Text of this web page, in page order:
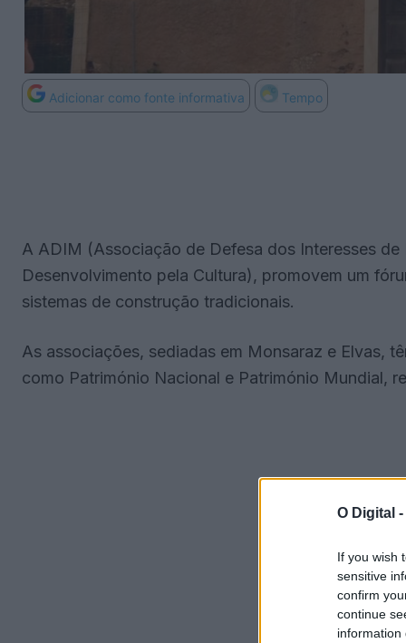
O Digital -
If you wish
sensitive
confirm
continue
information
Adicionar como fonte informativa Tempo
A ADIM (Associação de Defesa dos Interesses
Desenvolvimento pela Cultura), promovem um
sistemas de construção tradicionais.
As associações, sediadas em Monsaraz e Elvas,
como Património Nacional e Património Mundial,